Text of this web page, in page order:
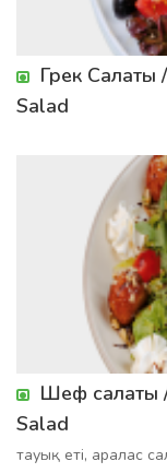
Грек Салаты
Salad
Шеф салаты
Salad
тауық еті, аралас